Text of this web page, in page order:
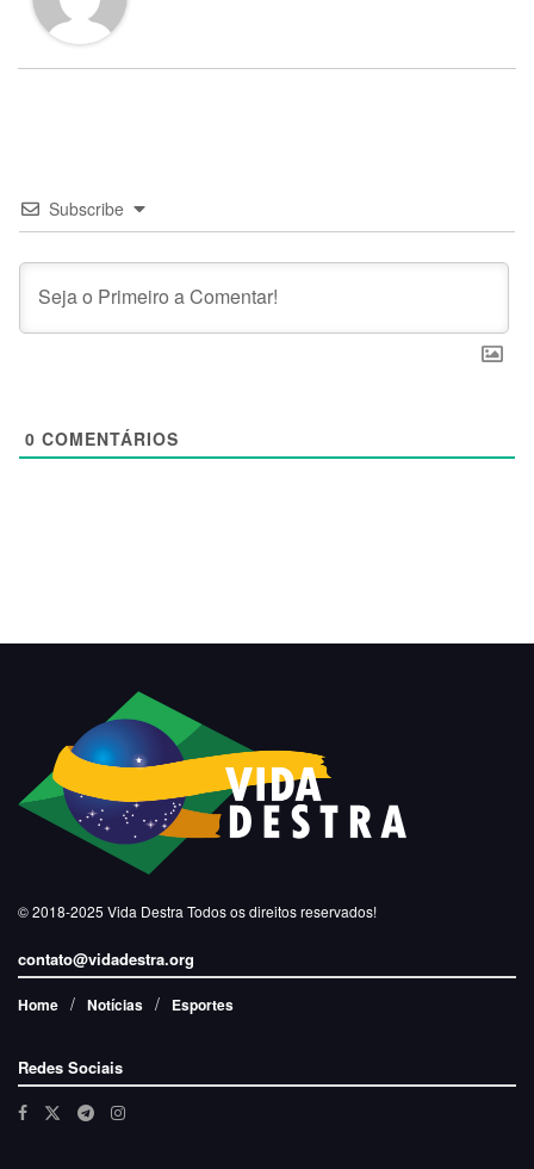
Subscribe
0 COMENTÁRIOS
© 2018-2025 Vida Destra Todos os direitos reservados!
contato@vidadestra.org
Home Notícias Esportes
Redes Sociais